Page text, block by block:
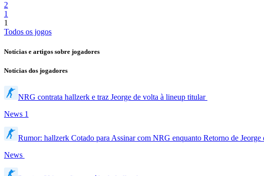
2
1
1
Todos os jogos
Notícias e artigos sobre jogadores
Notícias dos jogadores
NRG contrata hallzerk e traz Jeorge de volta à lineup titular
News 1
Rumor: hallzerk Cotado para Assinar com NRG enquanto Retorno de
News